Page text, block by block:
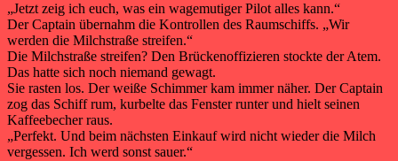
„Jetzt zeig ich euch, was ein wagemutiger Pilot alles kann.“
Der Captain übernahm die Kontrollen des Raumschiffs. „Wir
werden die Milchstraße streifen.“
Die Milchstraße streifen? Den Brückenoffizieren stockte der Atem.
Das hatte sich noch niemand gewagt.
Sie rasten los. Der weiße Schimmer kam immer näher. Der Captain
zog das Schiff rum, kurbelte das Fenster runter und hielt seinen
Kaffeebecher raus.
„Perfekt. Und beim nächsten Einkauf wird nicht wieder die Milch
vergessen. Ich werd sonst sauer.“